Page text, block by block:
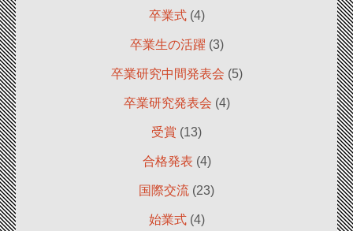
卒業式(4)
卒業生の活躍 (3)
卒業研究中間発表会 (5)
卒業研究発表会 (4)
受賞 (13)
合格発表 (4)
国際交流 (23)
始業式(4)